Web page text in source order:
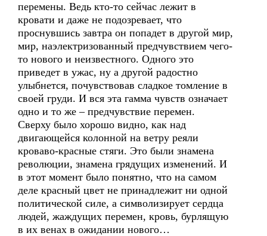
перемены. Ведь кто-то сейчас лежит в
кровати и даже не подозревает, что
проснувшись завтра он попадет в другой мир,
мир, наэлектризованный предчувствием чего-
то нового и неизвестного. Одного это
приведет в ужас, ну а другой радостно
улыбнется, почувствовав сладкое томление в
своей груди. И вся эта гамма чувств означает
одно и то же – предчувствие перемен.
Сверху было хорошо видно, как над
двигающейся колонной на ветру реяли
кроваво-красные стяги. Это были знамена
революции, знамена грядущих изменений. И
в этот момент было понятно, что на самом
деле красный цвет не принадлежит ни одной
политической силе, а символизирует сердца
людей, жаждущих перемен, кровь, бурлящую
в их венах в ожидании нового…